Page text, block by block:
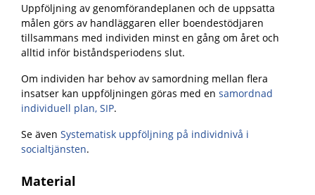
Uppföljning av genomförandeplanen och de uppsatta
målen görs av handläggaren eller boendestödjaren
tillsammans med individen minst en gång om året och
alltid inför biståndsperiodens slut.
Om individen har behov av samordning mellan flera
insatser kan uppföljningen göras med en samordnad
individuell plan, SIP.
Se även Systematisk uppföljning på individnivå i
socialtjänsten.
Material